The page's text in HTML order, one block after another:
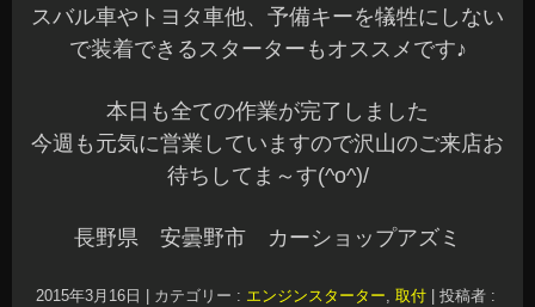
スバル車やトヨタ車他、予備キーを犠牲にしない
で装着できるスターターもオススメです♪
本日も全ての作業が完了しました
今週も元気に営業していますので沢山のご来店お
待ちしてま～す(^o^)/
長野県 安曇野市 カーショップアズミ
2015年3月16日 カテゴリー : エンジンスターター, 取付 投稿者 :